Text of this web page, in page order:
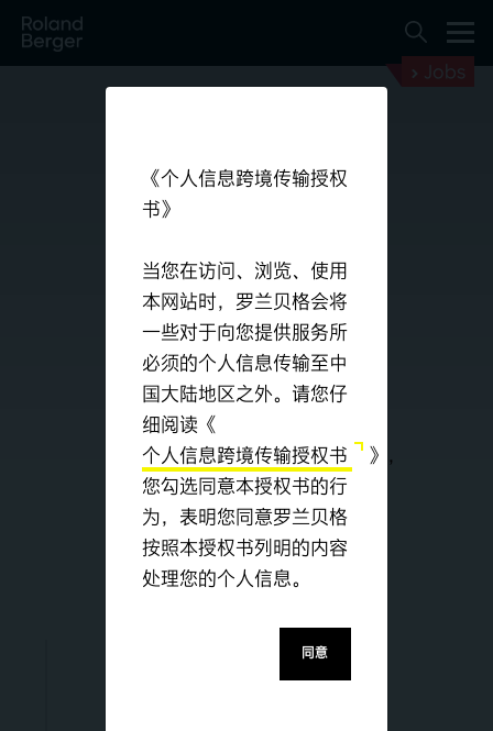
Jobs
《个人信息跨境传输授权
书》
当您在访问、浏览、使用
本网站时，罗兰贝格会将
一些对于向您提供服务所
必须的个人信息传输至中
国大陆地区之外。请您仔
细阅读《
个人信息跨境传输授权书
》，
您勾选同意本授权书的行
为，表明您同意罗兰贝格
按照本授权书列明的内容
处理您的个人信息。
同意
人员与组织
我们助力打造行业标杆企业
订阅我们的时事通讯
Publications
Consulting Services